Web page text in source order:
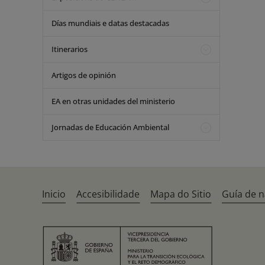
Días mundiais e datas destacadas
Itinerarios
Artigos de opinión
EA en otras unidades del ministerio
Jornadas de Educación Ambiental
Inicio Accesibilidade Mapa do Sitio Guía de